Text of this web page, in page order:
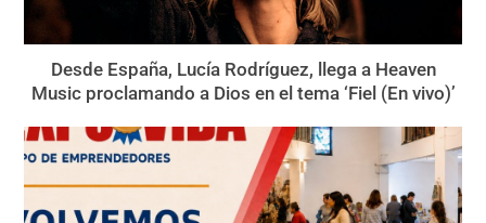
Desde España, Lucía Rodríguez, llega a Heaven
Music proclamando a Dios en el tema ‘Fiel (En vivo)’